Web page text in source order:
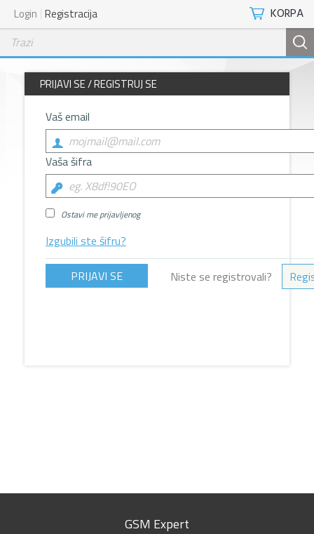
KORPA
Login Registracija
PRIJAVI SE / REGISTRUJ SE
Vaš email
Vaša šifra
Ostavi me prijavljenog
Izgubili ste šifru?
Niste se registrovali?
GSM Expert